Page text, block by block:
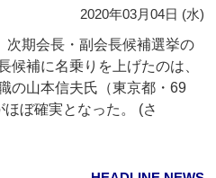
2020年03月04日 (水)
期会長・副会長候補選挙の
候補に名乗りを上げたのは、
の山本信夫氏（東京都・69
ぼ確実となった。 (さ